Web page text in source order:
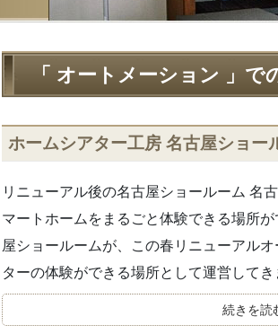
「 オートメーション 」で
ホームシアター工房 名古屋ショー
リニューアル後の名古屋ショールーム 名
マートホームをまるごと体験できる場所
屋ショールームが、この春リニューアル
ターの体験ができる場所として運営して
続きを読